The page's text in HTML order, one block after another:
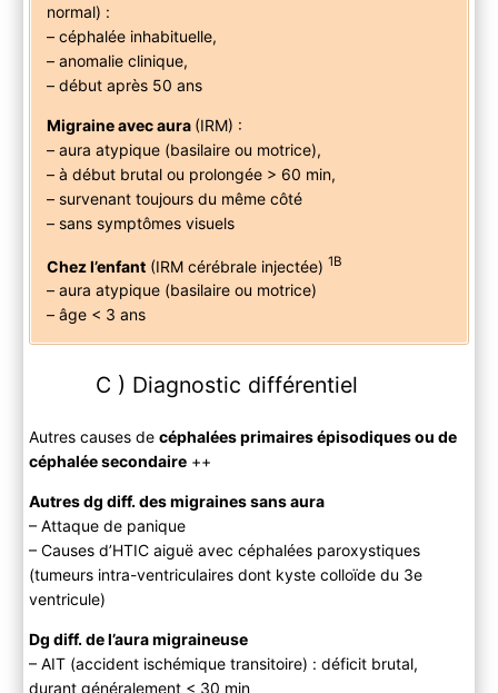
normal) :
– céphalée inhabituelle,
– anomalie clinique,
– début après 50 ans
Migraine avec aura (IRM) :
– aura atypique (basilaire ou motrice),
– à début brutal ou prolongée > 60 min,
– survenant toujours du même côté
– sans symptômes visuels
Chez l’enfant(IRM cérébrale injectée) 1B
– aura atypique (basilaire ou motrice)
– âge < 3 ans
C ) Diagnostic différentiel
Autres causes de céphalées primaires épisodiques ou de
céphalée secondaire++
Autres dg diff. des migraines sans aura
– Attaque de panique
– Causes d’HTIC aiguë avec céphalées paroxystiques
(tumeurs intra-ventriculaires dont kyste colloïde du 3e
ventricule)
Dg diff. de l’aura migraineuse
– AIT (accident ischémique transitoire) : déficit brutal,
durant généralement < 30 min